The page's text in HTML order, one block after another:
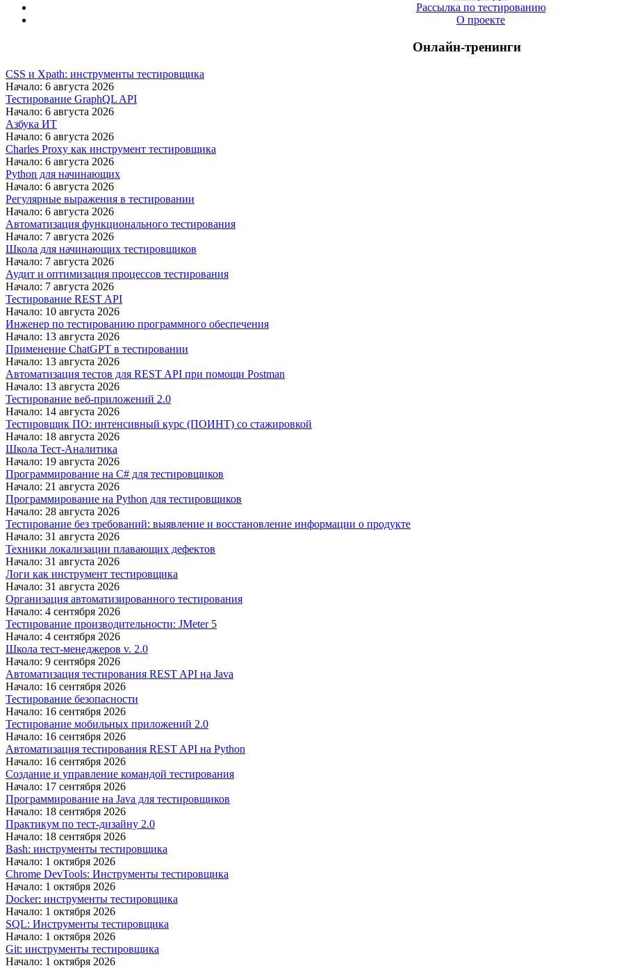
Рассылка по тестированию
О проекте
Онлайн-тренинги
CSS и Xpath: инструменты тестировщика
Начало: 6 августа 2026
Тестирование GraphQL API
Начало: 6 августа 2026
Азбука ИТ
Начало: 6 августа 2026
Charles Proxy как инструмент тестировщика
Начало: 6 августа 2026
Python для начинающих
Начало: 6 августа 2026
Регулярные выражения в тестировании
Начало: 6 августа 2026
Автоматизация функционального тестирования
Начало: 7 августа 2026
Школа для начинающих тестировщиков
Начало: 7 августа 2026
Аудит и оптимизация процессов тестирования
Начало: 7 августа 2026
Тестирование REST API
Начало: 10 августа 2026
Инженер по тестированию программного обеспечения
Начало: 13 августа 2026
Применение ChatGPT в тестировании
Начало: 13 августа 2026
Автоматизация тестов для REST API при помощи Postman
Начало: 13 августа 2026
Тестирование веб-приложений 2.0
Начало: 14 августа 2026
Тестировщик ПО: интенсивный курс (ПОИНТ) со стажировкой
Начало: 18 августа 2026
Школа Тест-Аналитика
Начало: 19 августа 2026
Программирование на C# для тестировщиков
Начало: 21 августа 2026
Программирование на Python для тестировщиков
Начало: 28 августа 2026
Тестирование без требований: выявление и восстановление информации о продукте
Начало: 31 августа 2026
Техники локализации плавающих дефектов
Начало: 31 августа 2026
Логи как инструмент тестировщика
Начало: 31 августа 2026
Организация автоматизированного тестирования
Начало: 4 сентября 2026
Тестирование производительности: JMeter 5
Начало: 4 сентября 2026
Школа тест-менеджеров v. 2.0
Начало: 9 сентября 2026
Автоматизация тестирования REST API на Java
Начало: 16 сентября 2026
Тестирование безопасности
Начало: 16 сентября 2026
Тестирование мобильных приложений 2.0
Начало: 16 сентября 2026
Автоматизация тестирования REST API на Python
Начало: 16 сентября 2026
Создание и управление командой тестирования
Начало: 17 сентября 2026
Программирование на Java для тестировщиков
Начало: 18 сентября 2026
Практикум по тест-дизайну 2.0
Начало: 18 сентября 2026
Bash: инструменты тестировщика
Начало: 1 октября 2026
Chrome DevTools: Инструменты тестировщика
Начало: 1 октября 2026
Docker: инструменты тестировщика
Начало: 1 октября 2026
SQL: Инструменты тестировщика
Начало: 1 октября 2026
Git: инструменты тестировщика
Начало: 1 октября 2026